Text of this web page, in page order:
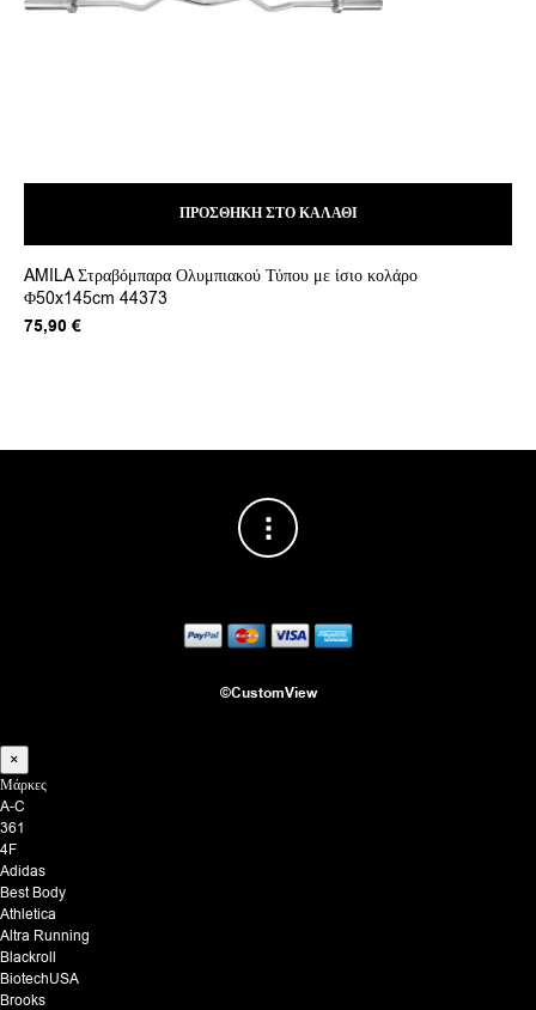
ΠΡΟΣΘΉΚΗ ΣΤΟ ΚΑΛΆΘΙ
AMILA Στραβόμπαρα Ολυμπιακού Τύπου με ίσιο κολάρο
Φ50x145cm 44373
75,90 €
©CustomView
×
Μάρκες
A-C
361
4F
Adidas
Best Body
Athletica
Altra Running
Blackroll
BiotechUSA
Brooks